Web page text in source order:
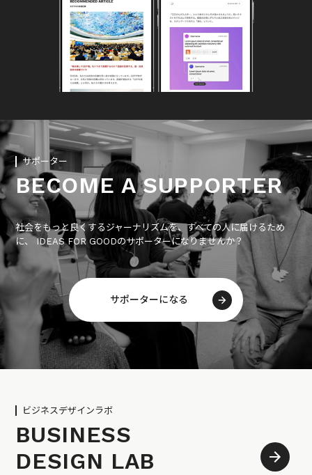
サポーター
BECOME A SUPPORTER
社会をもっと良くするジャーナリズムを、すべての人に届けるため
に、 IDEAS FOR GOODのサポーターになりませんか？
サポーターになる
ビジネスデザインラボ
BUSINESS
DESIGN LAB